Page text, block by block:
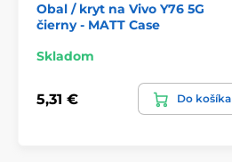
Obal / kryt na Vivo Y76 5G
čierny - MATT Case
Skladom
5,31 € Do košíka